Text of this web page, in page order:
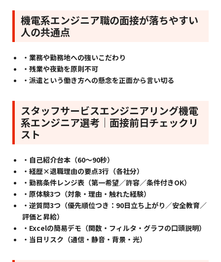
機電系エンジニア職の面接が落ちやすい
人の共通点
・業務や勤務地への強いこだわり
・残業や夜勤を原則不可
・派遣という働き方への懸念を正面から言い切る
スタッフサービスエンジニアリング機電
系エンジニア選考｜面接前日チェックリ
スト
・自己紹介台本（60〜90秒）
・経歴×退職理由の要点3行（各社分）
・勤務条件レンジ表（第一希望／許容／条件付きOK）
・原体験3つ（対象・理由・触れた経験）
・逆質問3つ（優先順位つき：90日立ち上がり／安全教育／
評価と昇給）
・Excelの簡易デモ（関数・フィルタ・グラフの口頭説明）
・当日リスク（通信・静音・背景・光）